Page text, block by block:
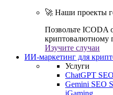
🚀 Наши проекты
Позвольте ICODA
криптовалютному
Изучите случаи
ИИ-маркетинг для
Услуги
ChatGPT SEO
Gemini SEO
iGaming